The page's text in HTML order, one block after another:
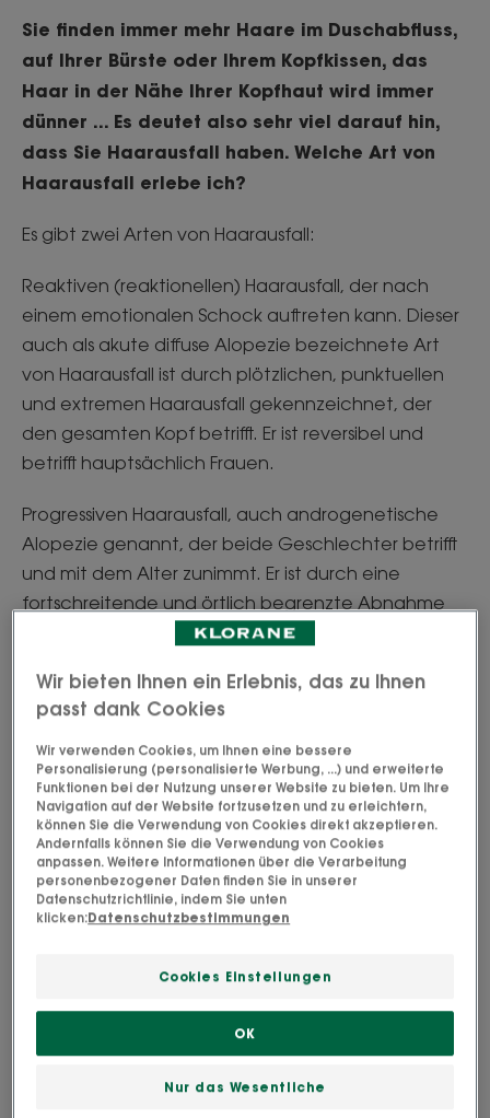
Sie finden immer mehr Haare im Duschabfluss,
auf Ihrer Bürste oder Ihrem Kopfkissen, das
Haar in der Nähe Ihrer Kopfhaut wird immer
dünner ... Es deutet also sehr viel darauf hin,
dass Sie Haarausfall haben. Welche Art von
Haarausfall erlebe ich?
Es gibt zwei Arten von Haarausfall:
Reaktiven (reaktionellen) Haarausfall, der nach
einem emotionalen Schock auftreten kann. Dieser
auch als akute diffuse Alopezie bezeichnete Art
von Haarausfall ist durch plötzlichen, punktuellen
und extremen Haarausfall gekennzeichnet, der
den gesamten Kopf betrifft. Er ist reversibel und
betrifft hauptsächlich Frauen.
Progressiven Haarausfall, auch androgenetische
Alopezie genannt, der beide Geschlechter betrifft
und mit dem Alter zunimmt. Er ist durch eine
fortschreitende und örtlich begrenzte Abnahme
der Kapillarmasse in Höhe der Schläfen oder der
hauptsächlich entlang der Mittelachse des
Schädels bei Frauen gekennzeichnet. Er ist nicht
reversibel und kann bei Männern zu Kahlheit führen,
also zum vollständigen oder teilweisen Fehlen der
Haare.
Kräftigendes
Wir bieten Ihnen ein Erlebnis, das zu Ihnen
passt dank Cookies
Wir verwenden Cookies, um Ihnen eine bessere
Personalisierung (personalisierte Werbung, ...) und erweiterte
Funktionen bei der Nutzung unserer Website zu bieten. Um Ihre
Navigation auf der Website fortzusetzen und zu erleichtern,
können Sie die Verwendung von Cookies direkt akzeptieren.
Andernfalls können Sie die Verwendung von Cookies
anpassen. Weitere Informationen über die Verarbeitung
personenbezogener Daten finden Sie in unserer
Datenschutzrichtlinie, indem Sie unten
klicken:Datenschutzbestimmungen
Cookies Einstellungen
Nur das Wesentliche
OK